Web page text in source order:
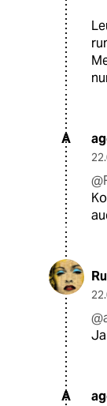
A
A